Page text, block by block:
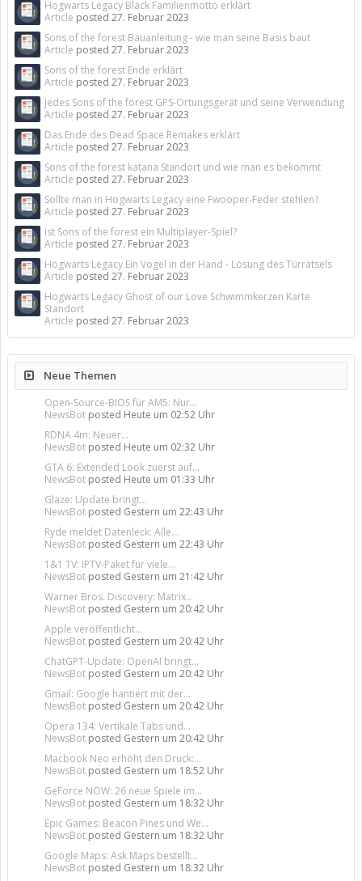
Hogwarts Legacy Black Familienmotto erklärt
Article posted 27. Februar 2023
Sons of the forest Bauanleitung - wie man seine Basis baut
Article posted 27. Februar 2023
Sons of the forest Ende erklärt
Article posted 27. Februar 2023
Jedes Sons of the forest GPS-Ortungsgerät und seine Verwendung
Article posted 27. Februar 2023
Das Ende des Dead Space Remakes erklärt
Article posted 27. Februar 2023
Sons of the forest katana Standort und wie man es bekommt
Article posted 27. Februar 2023
Sollte man in Hogwarts Legacy eine Fwooper-Feder stehlen?
Article posted 27. Februar 2023
Ist Sons of the forest ein Multiplayer-Spiel?
Article posted 27. Februar 2023
Hogwarts Legacy Ein Vogel in der Hand - Lösung des Türrätsels
Article posted 27. Februar 2023
Hogwarts Legacy Ghost of our Love Schwimmkerzen Karte
Standort
Article posted 27. Februar 2023
Neue Themen
Open-Source-BIOS für AM5: Nur...
NewsBot posted Heute um 02:52 Uhr
RDNA 4m: Neuer...
NewsBot posted Heute um 02:32 Uhr
GTA 6: Extended Look zuerst auf...
NewsBot posted Heute um 01:33 Uhr
Glaze: Update bringt...
NewsBot posted Gestern um 22:43 Uhr
Ryde meldet Datenleck: Alle...
NewsBot posted Gestern um 22:43 Uhr
1&1 TV: IPTV-Paket für viele...
NewsBot posted Gestern um 21:42 Uhr
Warner Bros. Discovery: Matrix...
NewsBot posted Gestern um 20:42 Uhr
Apple veröffentlicht...
NewsBot posted Gestern um 20:42 Uhr
ChatGPT-Update: OpenAI bringt...
NewsBot posted Gestern um 20:42 Uhr
Gmail: Google hantiert mit der...
NewsBot posted Gestern um 20:42 Uhr
Opera 134: Vertikale Tabs und...
NewsBot posted Gestern um 20:42 Uhr
Macbook Neo erhöht den Druck:...
NewsBot posted Gestern um 18:52 Uhr
GeForce NOW: 26 neue Spiele im...
NewsBot posted Gestern um 18:32 Uhr
Epic Games: Beacon Pines und We...
NewsBot posted Gestern um 18:32 Uhr
Google Maps: Ask Maps bestellt...
NewsBot posted Gestern um 18:32 Uhr